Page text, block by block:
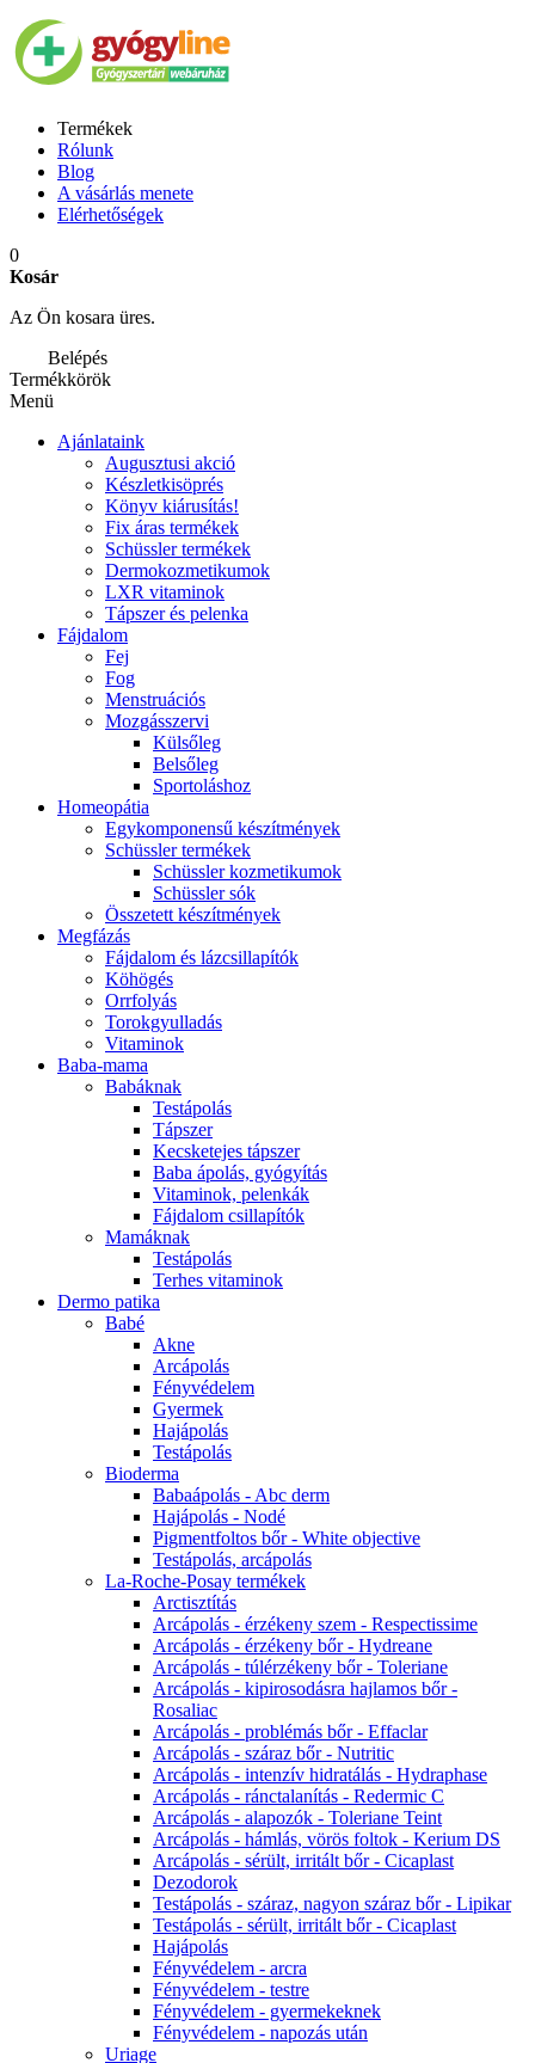
Termékek
Rólunk
Blog
A vásárlás menete
Elérhetőségek
0
Kosár
Az Ön kosara üres.
Belépés
Termékkörök
Menü
Ajánlataink
Augusztusi akció
Készletkisöprés
Könyv kiárusítás!
Fix áras termékek
Schüssler termékek
Dermokozmetikumok
LXR vitaminok
Tápszer és pelenka
Fájdalom
Fej
Fog
Menstruációs
Mozgásszervi
Külsőleg
Belsőleg
Sportoláshoz
Homeopátia
Egykomponensű készítmények
Schüssler termékek
Schüssler kozmetikumok
Schüssler sók
Összetett készítmények
Megfázás
Fájdalom és lázcsillapítók
Köhögés
Orrfolyás
Torokgyulladás
Vitaminok
Baba-mama
Babáknak
Testápolás
Tápszer
Kecsketejes tápszer
Baba ápolás, gyógyítás
Vitaminok, pelenkák
Fájdalom csillapítók
Mamáknak
Testápolás
Terhes vitaminok
Dermo patika
Babé
Akne
Arcápolás
Fényvédelem
Gyermek
Hajápolás
Testápolás
Bioderma
Babaápolás - Abc derm
Hajápolás - Nodé
Pigmentfoltos bőr - White objective
Testápolás, arcápolás
La-Roche-Posay termékek
Arctisztítás
Arcápolás - érzékeny szem - Respectissime
Arcápolás - érzékeny bőr - Hydreane
Arcápolás - túlérzékeny bőr - Toleriane
Arcápolás - kipirosodásra hajlamos bőr -
Rosaliac
Arcápolás - problémás bőr - Effaclar
Arcápolás - száraz bőr - Nutritic
Arcápolás - intenzív hidratálás - Hydraphase
Arcápolás - ránctalanítás - Redermic C
Arcápolás - alapozók - Toleriane Teint
Arcápolás - hámlás, vörös foltok - Kerium DS
Arcápolás - sérült, irritált bőr - Cicaplast
Dezodorok
Testápolás - száraz, nagyon száraz bőr - Lipikar
Testápolás - sérült, irritált bőr - Cicaplast
Hajápolás
Fényvédelem - arcra
Fényvédelem - testre
Fényvédelem - gyermekeknek
Fényvédelem - napozás után
Uriage